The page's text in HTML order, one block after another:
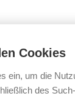
Cookies
ein, um die
des